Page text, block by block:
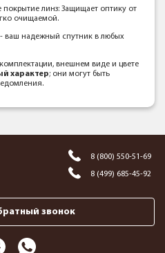
покрытие линз: Защищает оптику от
очищаемой.
- ваш надежный спутник в любых
внешнем виде и цвете
характер; они могут быть
8 (800) 550-51-69
8 (499) 685-45-92
звонок